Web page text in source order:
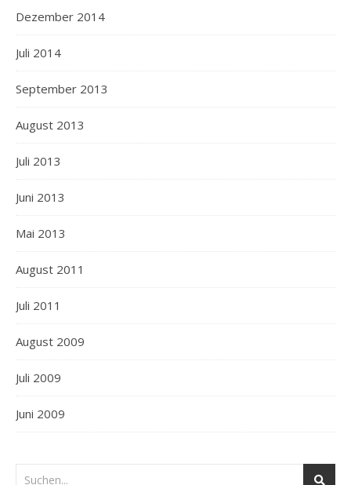
Dezember 2014
Juli 2014
September 2013
August 2013
Juli 2013
Juni 2013
Mai 2013
August 2011
Juli 2011
August 2009
Juli 2009
Juni 2009